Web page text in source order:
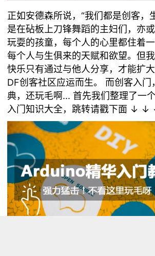
正如安德森所说，“我们都是创客，
是在砧板上刀锋舞蹈的主妇们，亦
玩耍的孩童，每个人的心里都住着
每个人与生俱来的天赋和欲望。但
快乐只有通过与他人分享，才能扩
DF创客社区应运而生。
而创客入门
典，还玩毛啊... 首先我们整理了一
入门知识大全，跳转请戳下面 ↓ ↓